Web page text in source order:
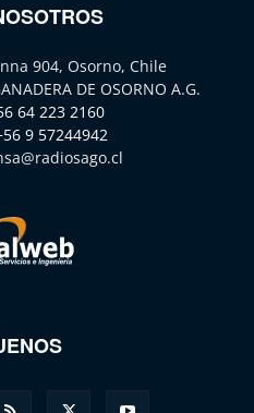
904, Osorno, Chile
DE OSORNO A.G.
64 223 2160
9 57244942